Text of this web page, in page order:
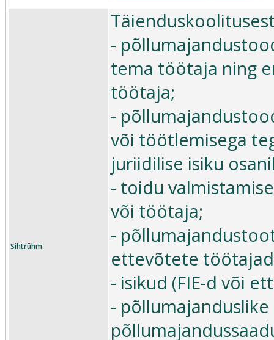
Sihtrühm
-
tema töötaja ning
töötaja;
-
või töötlemisega
juriidilise isiku
- toidu
või töötaja;
-
ettevõtete
- isikud (FIE-d või
-